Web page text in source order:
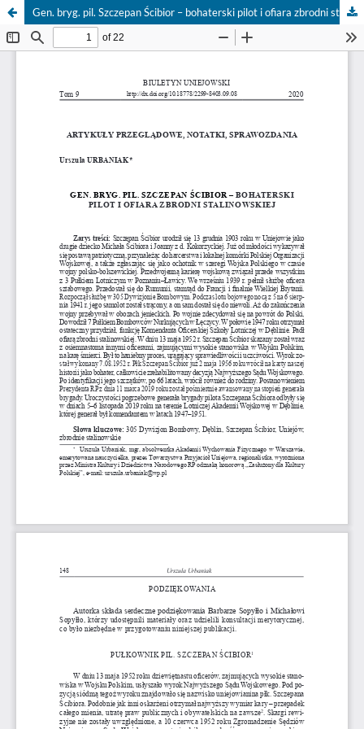
Gen. bryg. pil. Szczepan Ścibior – bohaterski pilot i ofiara zbrodni stalinowskiej